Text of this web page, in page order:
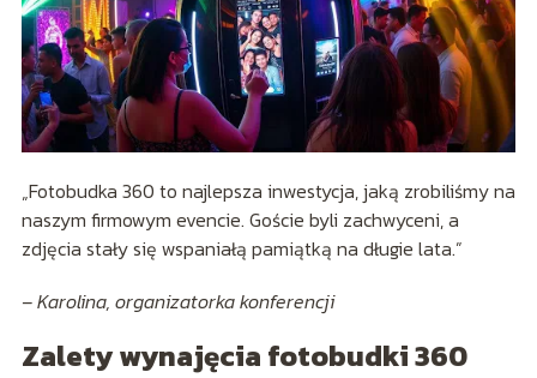
„Fotobudka 360 to najlepsza inwestycja, jaką zrobiliśmy na
naszym firmowym evencie. Goście byli zachwyceni, a
zdjęcia stały się wspaniałą pamiątką na długie lata.”
– Karolina, organizatorka konferencji
Zalety wynajęcia fotobudki 360